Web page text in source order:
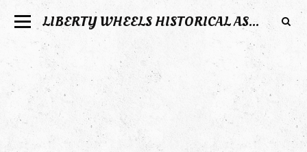
LIBERTY WHEELS HISTORICAL ASSOCIATION